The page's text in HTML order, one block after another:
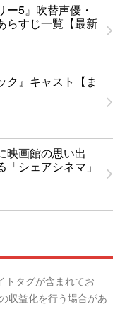
ー5』吹替声優・
らすじ一覧【最新
ク』キャスト【ま
映画館の思い出
シェアシネマ」
トタグが含まれてお
収益化を行う場合があ